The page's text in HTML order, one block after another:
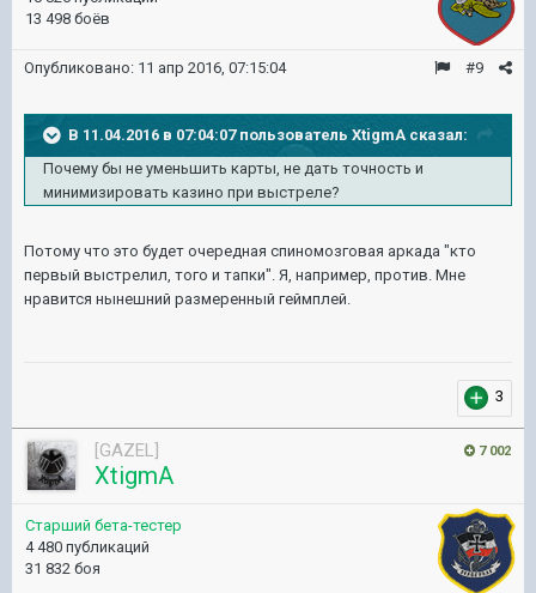
13 498 боёв
#9
Опубликовано: 11 апр 2016, 07:15:04
В 11.04.2016 в 07:04:07 пользователь XtigmA сказал:
Почему бы не уменьшить карты, не дать точность и
минимизировать казино при выстреле?
Потому что это будет очередная спиномозговая аркада "кто
первый выстрелил, того и тапки". Я, например, против. Мне
нравится нынешний размеренный геймплей.
3
7 002
[GAZEL]
XtigmA
Старший бета-тестер
4 480 публикаций
31 832 боя